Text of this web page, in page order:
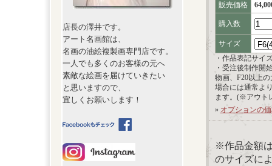
店長の澤井です。
アート名画館は、
名画の油絵複製画専門店です。
一人でも多くのお客様の元へ
素敵な絵画を届けていきたい
と思いますので、
宜しくお願いします！
販売価格
購入数
サイズ
・作品表記サイ
・受注後制作開
物画、F20以上
場合には通常よ
ます。(※アウト
» オプションの
※作品金額
のサイズに